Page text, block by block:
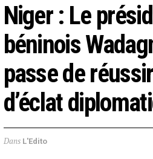
Niger : Le
béninois
passe de
d’éclat
Dans L'Edito